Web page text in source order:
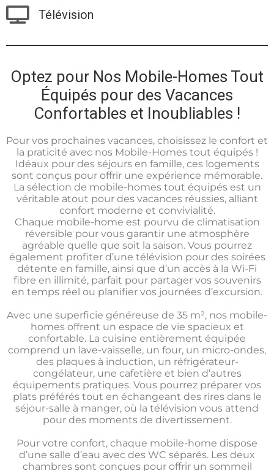
Télévision
Optez pour Nos Mobile-Homes Tout
Équipés pour des Vacances
Confortables et Inoubliables !
Pour vos prochaines vacances, choisissez le confort et
la praticité avec nos Mobile-Homes tout équipés !
Idéaux pour des séjours en famille, ces logements
sont conçus pour offrir une expérience mémorable.
La sélection de mobile-homes tout équipés est un
véritable atout pour des vacances réussies, alliant
confort moderne et convivialité.
Chaque mobile-home est pourvu de climatisation
réversible pour vous garantir une atmosphère
agréable quelle que soit la saison. Vous pourrez
également profiter d’une télévision pour des soirées
détente en famille, ainsi que d’un accès à la Wi-Fi
fibre en illimité, parfait pour partager vos souvenirs
en temps réel ou planifier vos journées d’excursion.
Avec une superficie généreuse de 35 m², nos mobile-
homes offrent un espace de vie spacieux et
confortable. La cuisine entièrement équipée
comprend un lave-vaisselle, un four, un micro-ondes,
des plaques à induction, un réfrigérateur-
congélateur, une cafetière et bien d’autres
équipements pratiques. Vous pourrez préparer vos
plats préférés tout en échangeant des rires dans le
séjour-salle à manger, où la télévision vous attend
pour des moments de divertissement.
Pour votre confort, chaque mobile-home dispose
d’une salle d’eau avec des WC séparés. Les deux
chambres sont conçues pour offrir un sommeil